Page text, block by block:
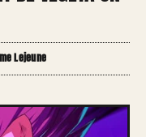
Lejeune